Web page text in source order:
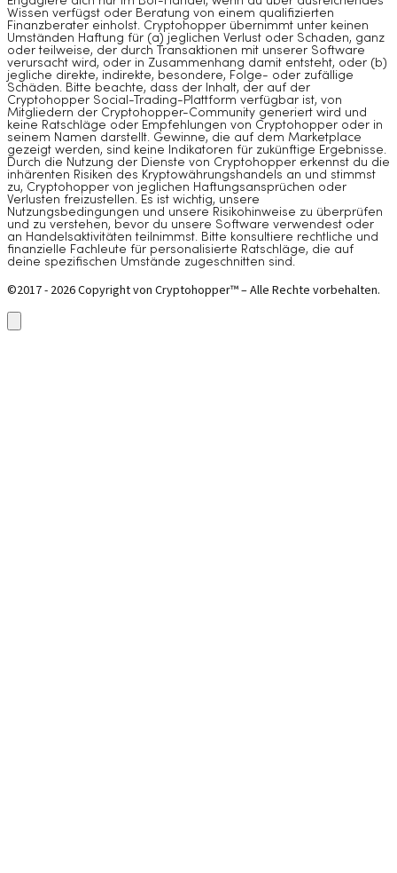
Wissen verfügst oder Beratung von einem qualifizierten
Finanzberater einholst. Cryptohopper übernimmt unter keinen
Umständen Haftung für (a) jeglichen Verlust oder Schaden, ganz
oder teilweise, der durch Transaktionen mit unserer Software
verursacht wird, oder in Zusammenhang damit entsteht, oder (b)
jegliche direkte, indirekte, besondere, Folge- oder zufällige
Schäden. Bitte beachte, dass der Inhalt, der auf der
Cryptohopper Social-Trading-Plattform verfügbar ist, von
Mitgliedern der Cryptohopper-Community generiert wird und
keine Ratschläge oder Empfehlungen von Cryptohopper oder in
seinem Namen darstellt. Gewinne, die auf dem Marketplace
gezeigt werden, sind keine Indikatoren für zukünftige Ergebnisse.
Durch die Nutzung der Dienste von Cryptohopper erkennst du die
inhärenten Risiken des Kryptowährungshandels an und stimmst
zu, Cryptohopper von jeglichen Haftungsansprüchen oder
Verlusten freizustellen. Es ist wichtig, unsere
Nutzungsbedingungen und unsere Risikohinweise zu überprüfen
und zu verstehen, bevor du unsere Software verwendest oder
an Handelsaktivitäten teilnimmst. Bitte konsultiere rechtliche und
finanzielle Fachleute für personalisierte Ratschläge, die auf
deine spezifischen Umstände zugeschnitten sind.
©2017 - 2026 Copyright von Cryptohopper™ – Alle Rechte vorbehalten.